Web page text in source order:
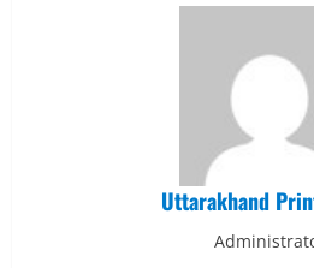
Uttarakhand